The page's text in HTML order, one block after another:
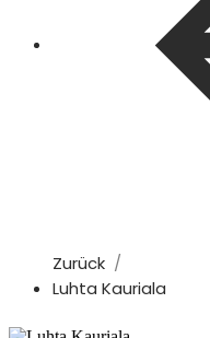
Zurück
Luhta Kauriala